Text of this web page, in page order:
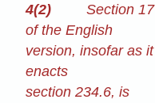
4(2)
Section 17
of the English
version, insofar as it
enacts
section 234.6, is